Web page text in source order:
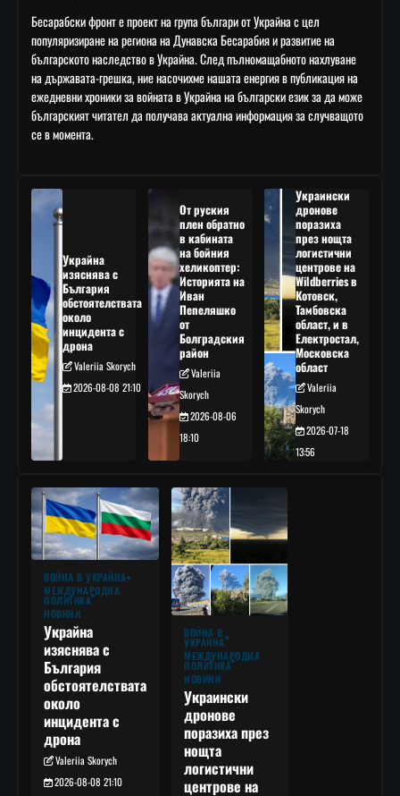
Бесарабски фронт е проект на група българи от Украйна с цел
популяризиране на региона на Дунавска Бесарабия и развитие на
българското наследство в Украйна. След пълномащабното нахлуване
на държавата-грешка, ние насочихме нашата енергия в публикация на
ежедневни хроники за войната в Украйна на български език за да може
българският читател да получава актуална информация за случващото
се в момента.
Украйна
изяснява с
България
обстоятелствата
около
инцидента с
дрона
Valeriia Skorych
2026-08-08 21:10
От руския
плен обратно
в кабината
на бойния
хеликоптер:
Историята на
Иван
Пепеляшко
от
Болградския
район
Valeriia
Skorych
2026-08-06
18:10
Украински
дронове
поразиха
през нощта
логистични
центрове на
Wildberries в
Котовск,
Тамбовска
област, и в
Електростал,
Московска
област
Valeriia
Skorych
2026-07-18
13:56
ВОЙНА В УКРАЙНА
МЕЖДУНАРОДНА
ПОЛИТИКА
НОВИНИ
Украйна
изяснява с
България
обстоятелствата
около
инцидента с
дрона
Valeriia Skorych
2026-08-08 21:10
ВОЙНА В
УКРАЙНА
МЕЖДУНАРОДНА
ПОЛИТИКА
НОВИНИ
Украински
дронове
поразиха през
нощта
логистични
центрове на